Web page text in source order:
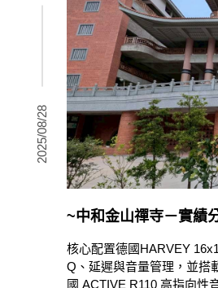
2025/08/28
~中和金山禪寺－實績
核心配置德國HARVEY
Q、延遲與音量管理，並搭
國 ACTIVE R110 高指向性